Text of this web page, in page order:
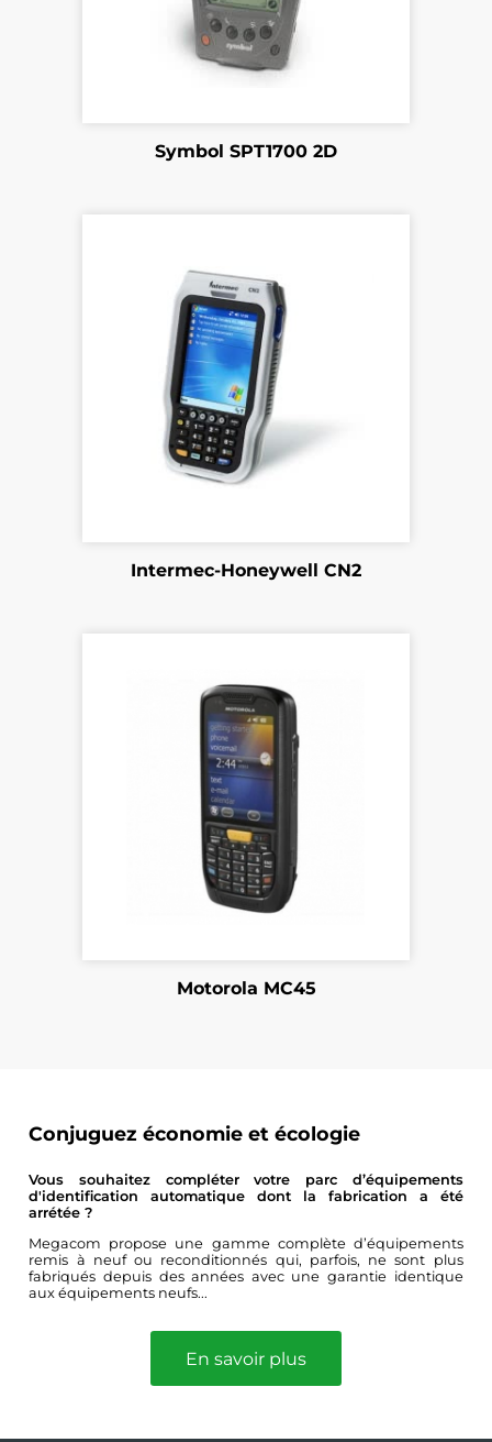
Symbol SPT1700 2D
Intermec-Honeywell CN2
Motorola MC45
Conjuguez économie et écologie
Vous souhaitez compléter votre parc d’équipements
d'identification automatique dont la fabrication a été
arrétée ?
Megacom propose une gamme complète d’équipements
remis à neuf ou reconditionnés qui, parfois, ne sont plus
fabriqués depuis des années avec une garantie identique
aux équipements neufs...
En savoir plus